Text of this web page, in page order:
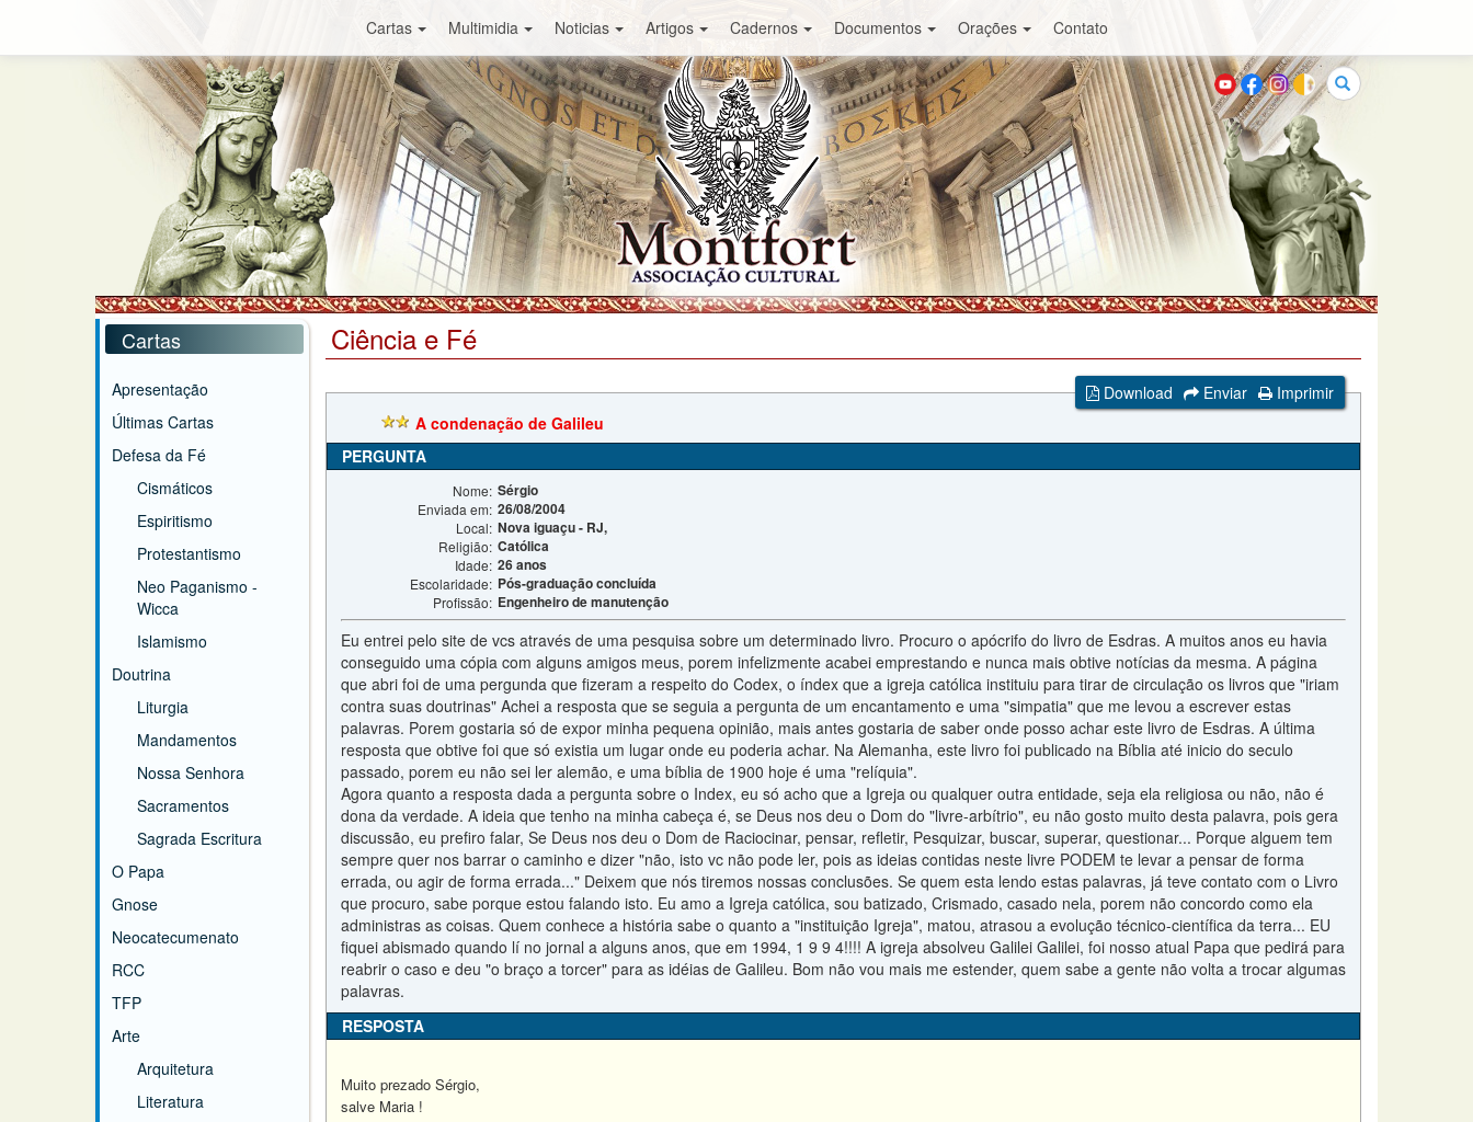
Cartas Multimidia Noticias Artigos Cadernos Documentos Orações Contato
Buscar
Cartas
Apresentação
Últimas Cartas
Defesa da Fé
Cismáticos
Espiritismo
Protestantismo
Neo Paganismo -
Wicca
Islamismo
Doutrina
Liturgia
Mandamentos
Nossa Senhora
Sacramentos
Sagrada Escritura
O Papa
Gnose
Neocatecumenato
RCC
TFP
Arte
Arquitetura
Literatura
Ciência e Fé
Download Enviar
Imprimir
A condenação de Galileu
PERGUNTA
Nome: Sérgio
Enviada em: 26/08/2004
Local: Nova iguaçu - RJ,
Religião: Católica
Idade: 26 anos
Escolaridade: Pós-graduação concluída
Profissão: Engenheiro de manutenção
Eu entrei pelo site de vcs através de uma pesquisa sobre um determinado livro. Procuro o apócrifo do livro de Esdras. A muitos anos eu havia
conseguido uma cópia com alguns amigos meus, porem infelizmente acabei emprestando e nunca mais obtive notícias da mesma. A página
que abri foi de uma pergunda que fizeram a respeito do Codex, o índex que a igreja católica instituiu para tirar de circulação os livros que "iriam
contra suas doutrinas" Achei a resposta que se seguia a pergunta de um encantamento e uma "simpatia" que me levou a escrever estas
palavras. Porem gostaria só de expor minha pequena opinião, mais antes gostaria de saber onde posso achar este livro de Esdras. A última
resposta que obtive foi que só existia um lugar onde eu poderia achar. Na Alemanha, este livro foi publicado na Bíblia até inicio do seculo
passado, porem eu não sei ler alemão, e uma bíblia de 1900 hoje é uma "relíquia".
Agora quanto a resposta dada a pergunta sobre o Index, eu só acho que a Igreja ou qualquer outra entidade, seja ela religiosa ou não, não é
dona da verdade. A ideia que tenho na minha cabeça é, se Deus nos deu o Dom do "livre-arbítrio", eu não gosto muito desta palavra, pois gera
discussão, eu prefiro falar, Se Deus nos deu o Dom de Raciocinar, pensar, refletir, Pesquizar, buscar, superar, questionar... Porque alguem tem
sempre quer nos barrar o caminho e dizer "não, isto vc não pode ler, pois as ideias contidas neste livre PODEM te levar a pensar de forma
errada, ou agir de forma errada..." Deixem que nós tiremos nossas conclusões. Se quem esta lendo estas palavras, já teve contato com o Livro
que procuro, sabe porque estou falando isto. Eu amo a Igreja católica, sou batizado, Crismado, casado nela, porem não concordo como ela
administras as coisas. Quem conhece a história sabe o quanto a "instituição Igreja", matou, atrasou a evolução técnico-científica da terra... EU
fiquei abismado quando lí no jornal a alguns anos, que em 1994, 1 9 9 4!!!! A igreja absolveu Galilei Galilei, foi nosso atual Papa que pedirá para
reabrir o caso e deu "o braço a torcer" para as idéias de Galileu. Bom não vou mais me estender, quem sabe a gente não volta a trocar algumas
palavras.
RESPOSTA
Muito prezado Sérgio,
salve Maria !